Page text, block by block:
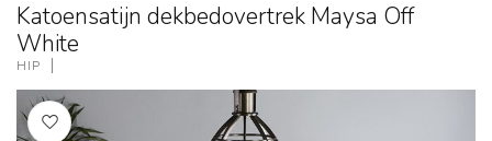
Katoensatijn dekbedovertrek Maysa Off
White
HIP